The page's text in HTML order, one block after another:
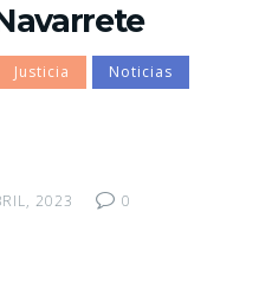
Justicia
Noticias
2023 0